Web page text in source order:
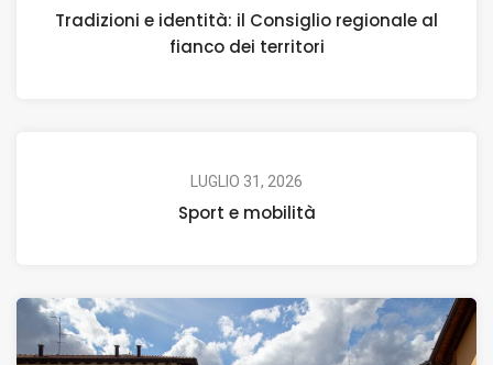
Tradizioni e identità: il Consiglio regionale al
fianco dei territori
LUGLIO 31, 2026
Sport e mobilità